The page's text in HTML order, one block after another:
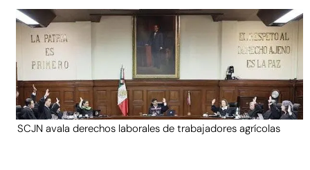
SCJN avala derechos laborales de trabajadores agrícolas